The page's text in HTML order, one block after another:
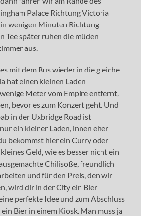
Palace Richtung Victoria
wenigen Minuten Richtung
Tee später ruhen die müden
aus.
mit dem Bus wieder in die gleiche
hat einen kleinen Laden
Meter vom Empire entfernt,
bevor es zum Konzert geht. Und
in der Uxbridge Road ist
ein kleiner Laden, innen eher
bekommst hier ein Curry oder
Geld, wie es besser nicht ein
Chilisoße, freundlich
und für den Preis, den wir
wird dir in der City ein Bier
perfekte Idee und zum Abschluss
Bier in einem Kiosk. Man muss ja